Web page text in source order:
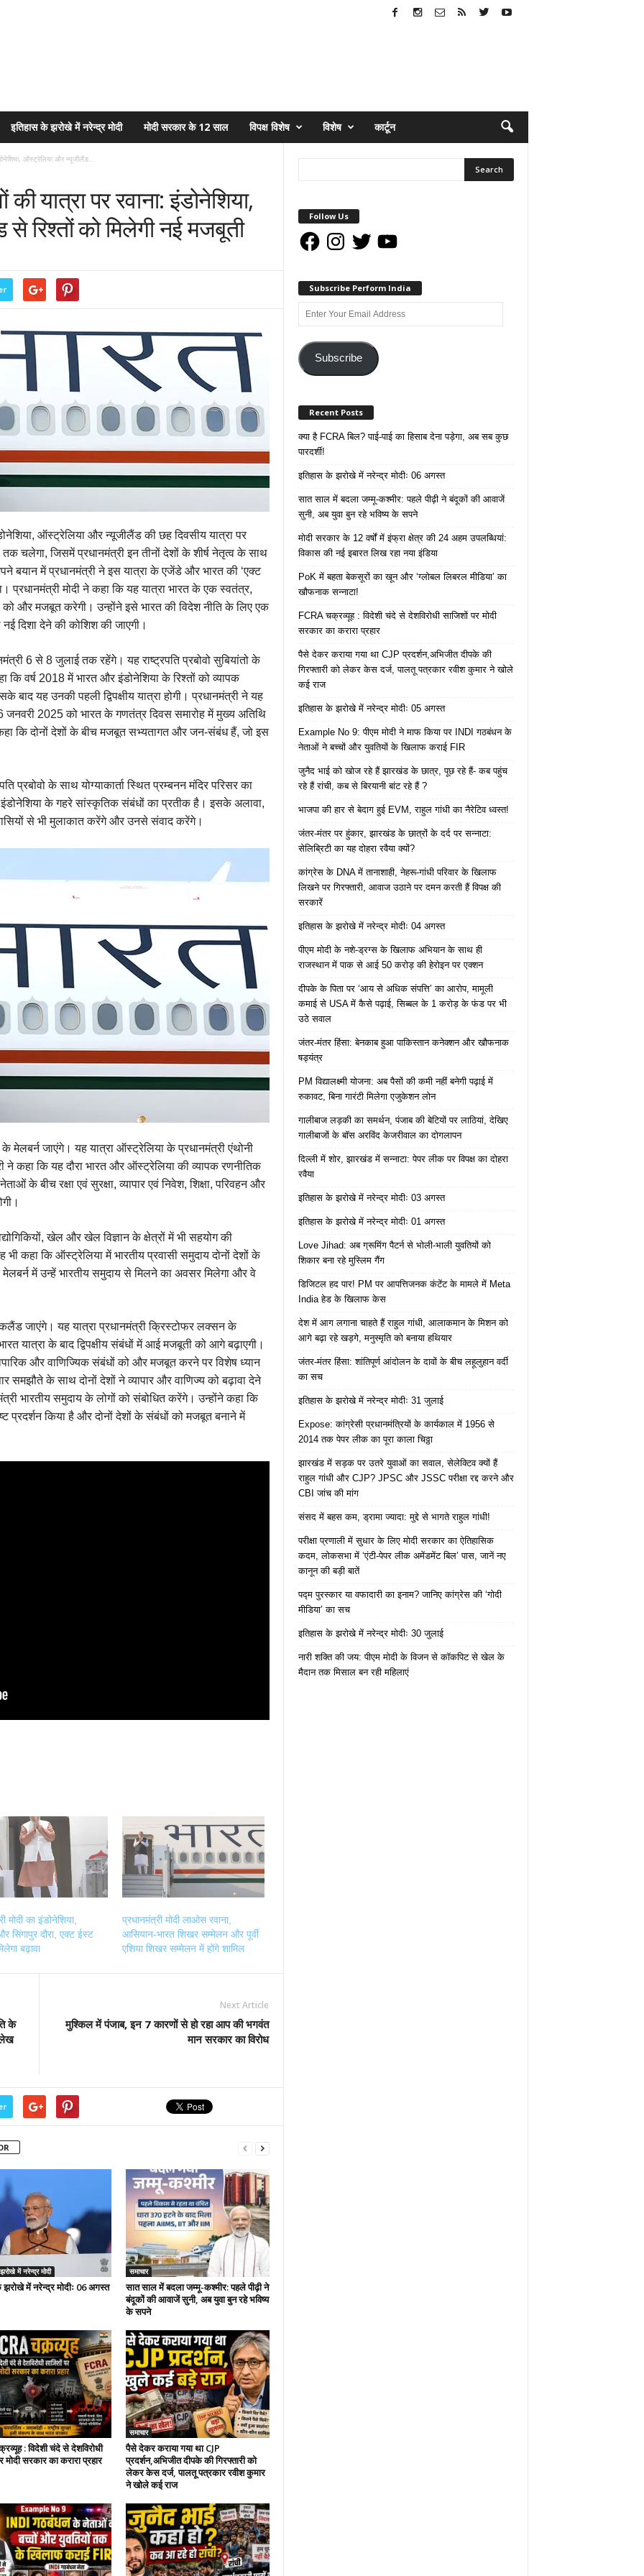
इतिहास के झरोखे में नरेन्द्र मोदी मोदी सरकार के 12 साल विपक्ष विशेष विशेष कार्टून
ऑस्ट्रेलिया और न्यूजीलैंड...
की यात्रा पर रवाना: इंडोनेशिया,
रिश्तों को मिलेगी नई मजबूती
ऑस्ट्रेलिया और न्यूजीलैंड की छह दिवसीय यात्रा पर
चलेगा, जिसमें प्रधानमंत्री इन तीनों देशों के शीर्ष नेतृत्व के साथ
अपने बयान में प्रधानमंत्री ने इस यात्रा के एजेंडे और भारत की ‘एक्ट
प्रधानमंत्री मोदी ने कहा कि यह यात्रा भारत के एक स्वतंत्र,
और मजबूत करेगी। उन्होंने इसे भारत की विदेश नीति के लिए एक
दिशा देने की कोशिश की जाएगी।
6 से 8 जुलाई तक रहेंगे। यह राष्ट्रपति प्रबोवो सुबियांतो के
कि वर्ष 2018 में भारत और इंडोनेशिया के रिश्तों को व्यापक
बाद यह उनकी पहली द्विपक्षीय यात्रा होगी। प्रधानमंत्री ने यह
जनवरी 2025 को भारत के गणतंत्र दिवस समारोह में मुख्य अतिथि
कि दोनों देशों के बीच मजबूत सभ्यतागत और जन-संबंध हैं, जो इस
प्रबोवो के साथ योग्याकार्ता स्थित प्रम्बनन मंदिर परिसर का
के गहरे सांस्कृतिक संबंधों का प्रतीक है। इसके अलावा,
से भी मुलाकात करेंगे और उनसे संवाद करेंगे।
मेलबर्न जाएंगे। यह यात्रा ऑस्ट्रेलिया के प्रधानमंत्री एंथोनी
ने कहा कि यह दौरा भारत और ऑस्ट्रेलिया की व्यापक रणनीतिक
के बीच रक्षा एवं सुरक्षा, व्यापार एवं निवेश, शिक्षा, परिवहन और
खेल और खेल विज्ञान के क्षेत्रों में भी सहयोग की
भी कहा कि ऑस्ट्रेलिया में भारतीय प्रवासी समुदाय दोनों देशों के
में उन्हें भारतीय समुदाय से मिलने का अवसर मिलेगा और वे
जाएंगे। यह यात्रा प्रधानमंत्री क्रिस्टोफर लक्सन के
यात्रा के बाद द्विपक्षीय संबंधों में आई मजबूती को आगे बढ़ाएगी।
और वाणिज्यिक संबंधों को और मजबूत करने पर विशेष ध्यान
समझौते के साथ दोनों देशों ने व्यापार और वाणिज्य को बढ़ावा देने
भारतीय समुदाय के लोगों को संबोधित करेंगे। उन्होंने कहा कि
प्रदर्शन किया है और दोनों देशों के संबंधों को मजबूत बनाने में
मोदी का इंडोनेशिया,
सिंगापुर दौरा, एक्ट ईस्ट
बढ़ावा
प्रधानमंत्री मोदी लाओस रवाना,
आसियान-भारत शिखर सम्मेलन और पूर्वी
एशिया शिखर सम्मेलन में होंगे शामिल
के
लेख
Next Article
मुश्किल में पंजाब, इन 7 कारणों से हो रहा आप की भगवंत
मान सरकार का विरोध
में नरेन्द्र मोदी
झरोखे में नरेन्द्र मोदीः 06 अगस्त
समाचार
सात साल में बदला जम्मू-कश्मीर: पहले पीढ़ी ने
बंदूकों की आवाजें सुनी, अब युवा बुन रहे भविष्य
के सपने
: विदेशी चंदे से देशविरोधी
मोदी सरकार का करारा प्रहार
समाचार
पैसे देकर कराया गया था CJP
प्रदर्शन,अभिजीत दीपके की गिरफ्तारी को
लेकर केस दर्ज, पालतू पत्रकार रवीश कुमार
ने खोले कई राज
Follow Us
FacebookInstagram
Twitter YouTube
Subscribe Perform India
Enter
Your
AddressSubscribe
Recent Posts
क्या है FCRA बिल? पाई-पाई का हिसाब देना पड़ेगा, अब सब कुछ
पारदर्शी!
इतिहास के झरोखे में नरेन्द्र मोदीः 06 अगस्त
सात साल में बदला जम्मू-कश्मीर: पहले पीढ़ी ने बंदूकों की आवाजें
सुनी, अब युवा बुन रहे भविष्य के सपने
मोदी सरकार के 12 वर्षों में इंफ्रा क्षेत्र की 24 अहम उपलब्धियां:
विकास की नई इबारत लिख रहा नया इंडिया
PoK में बहता बेकसूरों का खून और ‘ग्लोबल लिबरल मीडिया’ का
खौफनाक सन्नाटा!
FCRA चक्रव्यूह : विदेशी चंदे से देशविरोधी साजिशों पर मोदी
सरकार का करारा प्रहार
पैसे देकर कराया गया था CJP प्रदर्शन,अभिजीत दीपके की
गिरफ्तारी को लेकर केस दर्ज, पालतू पत्रकार रवीश कुमार ने खोले
कई राज
इतिहास के झरोखे में नरेन्द्र मोदीः 05 अगस्त
Example No 9: पीएम मोदी ने माफ किया पर INDI गठबंधन के
नेताओं ने बच्चों और युवतियों के खिलाफ कराई FIR
जुनैद भाई को खोज रहे हैं झारखंड के छात्र, पूछ रहे हैं- कब पहुंच
रहे हैं रांची, कब से बिरयानी बांट रहे हैं ?
भाजपा की हार से बेदाग हुई EVM, राहुल गांधी का नैरेटिव ध्वस्त!
जंतर-मंतर पर हुंकार, झारखंड के छात्रों के दर्द पर सन्नाटा:
सेलिब्रिटी का यह दोहरा रवैया क्यों?
कांग्रेस के DNA में तानाशाही, नेहरू-गांधी परिवार के खिलाफ
लिखने पर गिरफ्तारी, आवाज उठाने पर दमन करती हैं विपक्ष की
सरकारें
इतिहास के झरोखे में नरेन्द्र मोदीः 04 अगस्त
पीएम मोदी के नशे-ड्रग्स के खिलाफ अभियान के साथ ही
राजस्थान में पाक से आई 50 करोड़ की हेरोइन पर एक्शन
दीपके के पिता पर ‘आय से अधिक संपत्ति’ का आरोप, मामूली
कमाई से USA में कैसे पढ़ाई, सिब्बल के 1 करोड़ के फंड पर भी
उठे सवाल
जंतर-मंतर हिंसा: बेनकाब हुआ पाकिस्तान कनेक्शन और खौफनाक
षड्यंत्र
PM विद्यालक्ष्मी योजना: अब पैसों की कमी नहीं बनेगी पढ़ाई में
रुकावट, बिना गारंटी मिलेगा एजुकेशन लोन
गालीबाज लड़की का समर्थन, पंजाब की बेटियों पर लाठियां, देखिए
गालीबाजों के बॉस अरविंद केजरीवाल का दोगलापन
दिल्ली में शोर, झारखंड में सन्नाटा: पेपर लीक पर विपक्ष का दोहरा
रवैया
इतिहास के झरोखे में नरेन्द्र मोदीः 03 अगस्त
इतिहास के झरोखे में नरेन्द्र मोदीः 01 अगस्त
Love Jihad: अब ग्रूमिंग पैटर्न से भोली-भाली युवतियों को
शिकार बना रहे मुस्लिम गैंग
डिजिटल हद पार! PM पर आपत्तिजनक कंटेंट के मामले में Meta
India हेड के खिलाफ केस
देश में आग लगाना चाहते हैं राहुल गांधी, आलाकमान के मिशन को
आगे बढ़ा रहे खड़गे, मनुस्मृति को बनाया हथियार
जंतर-मंतर हिंसा: शांतिपूर्ण आंदोलन के दावों के बीच लहूलुहान वर्दी
का सच
इतिहास के झरोखे में नरेन्द्र मोदीः 31 जुलाई
Expose: कांग्रेसी प्रधानमंत्रियों के कार्यकाल में 1956 से
2014 तक पेपर लीक का पूरा काला चिठ्ठा
झारखंड में सड़क पर उतरे युवाओं का सवाल, सेलेक्टिव क्यों हैं
राहुल गांधी और CJP? JPSC और JSSC परीक्षा रद्द करने और
CBI जांच की मांग
संसद में बहस कम, ड्रामा ज्यादा: मुद्दे से भागते राहुल गांधी!
परीक्षा प्रणाली में सुधार के लिए मोदी सरकार का ऐतिहासिक
कदम, लोकसभा में ‘एंटी-पेपर लीक अमेंडमेंट बिल’ पास, जानें नए
कानून की बड़ी बातें
पद्म पुरस्कार या वफादारी का इनाम? जानिए कांग्रेस की ‘गोदी
मीडिया’ का सच
इतिहास के झरोखे में नरेन्द्र मोदीः 30 जुलाई
नारी शक्ति की जय: पीएम मोदी के विजन से कॉकपिट से खेल के
मैदान तक मिसाल बन रही महिलाएं